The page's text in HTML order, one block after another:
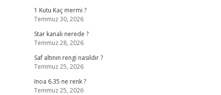
1 Kutu Kaç mermi ?
Temmuz 30, 2026
Star kanalı nerede ?
Temmuz 28, 2026
Saf altının rengi nasıldır ?
Temmuz 25, 2026
Inoa 6.35 ne renk ?
Temmuz 25, 2026